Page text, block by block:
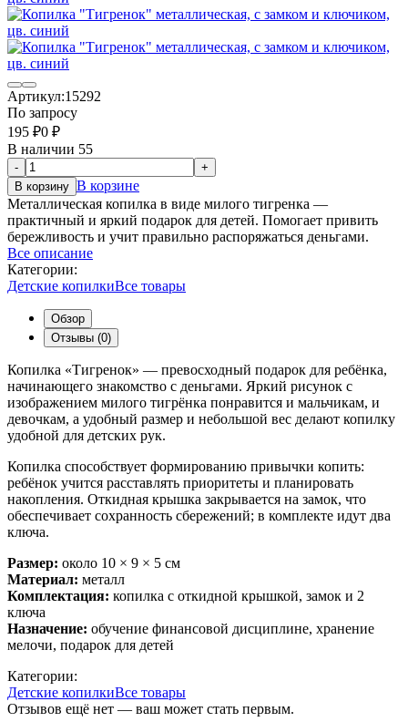
Артикул:15292
По запросу
195 ₽0 ₽
В наличии 55
-
+
В корзину В корзине
Металлическая копилка в виде милого тигренка —
практичный и яркий подарок для детей. Помогает привить
бережливость и учит правильно распоряжаться деньгами.
Все описание
Категории:
Детские копилкиВсе товары
Обзор
Отзывы (0)
Копилка «Тигренок» — превосходный подарок для ребёнка,
начинающего знакомство с деньгами. Яркий рисунок с
изображением милого тигрёнка понравится и мальчикам, и
девочкам, а удобный размер и небольшой вес делают копилку
удобной для детских рук.
Копилка способствует формированию привычки копить:
ребёнок учится расставлять приоритеты и планировать
накопления. Откидная крышка закрывается на замок, что
обеспечивает сохранность сбережений; в комплекте идут два
ключа.
Размер: около 10 × 9 × 5 см
Материал: металл
Комплектация: копилка с откидной крышкой, замок и 2
ключа
Назначение: обучение финансовой дисциплине, хранение
мелочи, подарок для детей
Категории:
Детские копилкиВсе товары
Отзывов ещё нет — ваш может стать первым.